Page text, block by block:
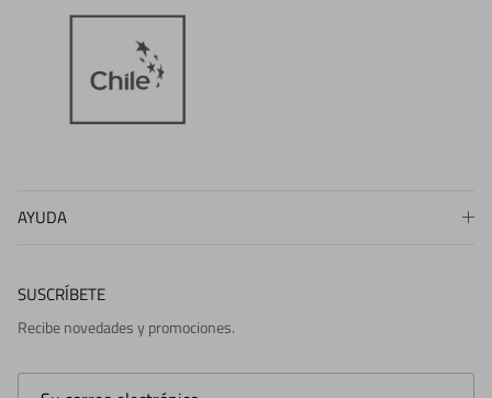
AYUDA
SUSCRÍBETE
Recibe novedades y promociones.